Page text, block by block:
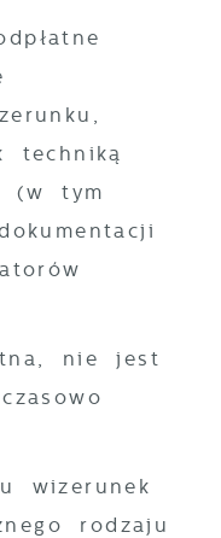
techniką
(w tym
nie jest
wizerunek
rodzaju